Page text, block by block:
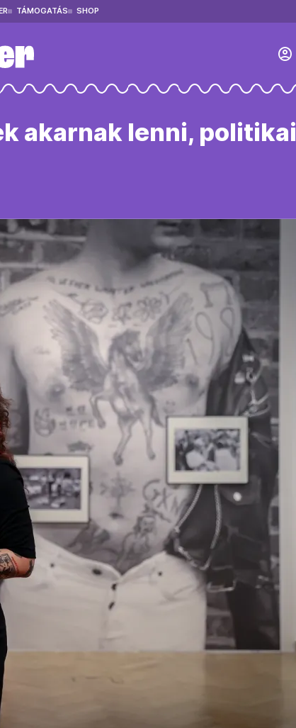
TÁMOGATÁS SHOP
akarnak lenni, politikai